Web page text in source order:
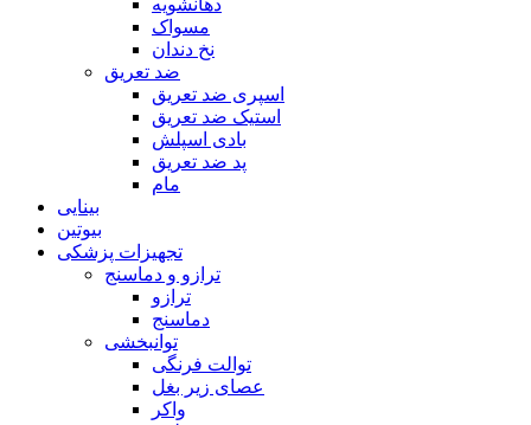
دهانشویه
مسواک
نخ دندان
ضد تعریق
اسپری ضد تعریق
استیک ضد تعریق
بادی اسپلش
پد ضد تعریق
مام
بینایی
بیوتین
تجهیزات پزشکی
ترازو و دماسنج
ترازو
دماسنج
توانبخشی
توالت فرنگی
عصای زیر بغل
واکر